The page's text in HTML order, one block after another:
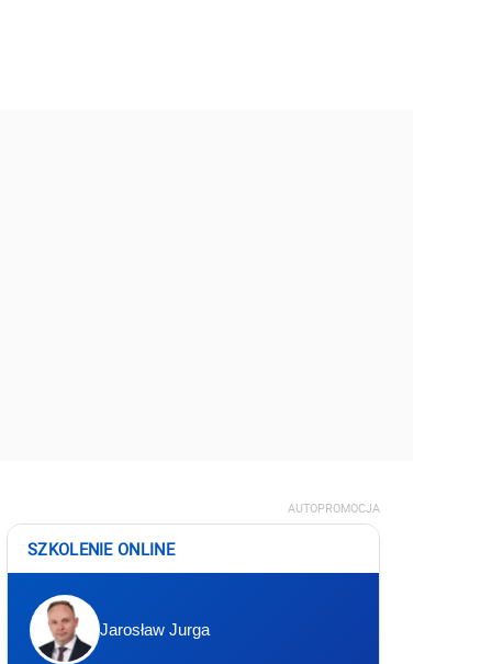
AUTOPROMOCJA
SZKOLENIE ONLINE
Jarosław Jurga